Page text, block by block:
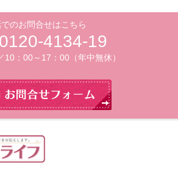
のお問合せはこちら
0120-4134-19
10：00～17：00（年中無休）